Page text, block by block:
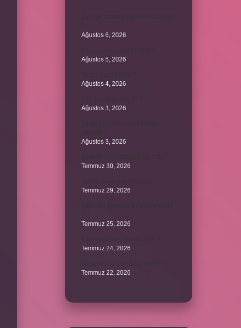
Ağustos 6, 2026
Kiyan hangi dilde bir isöi ?
Ağustos 5, 2026
Ağustos 4, 2026
Ağustos 3, 2026
Ağustos 3, 2026
Temmuz 30, 2026
Temmuz 29, 2026
Temmuz 25, 2026
Temmuz 24, 2026
Temmuz 22, 2026